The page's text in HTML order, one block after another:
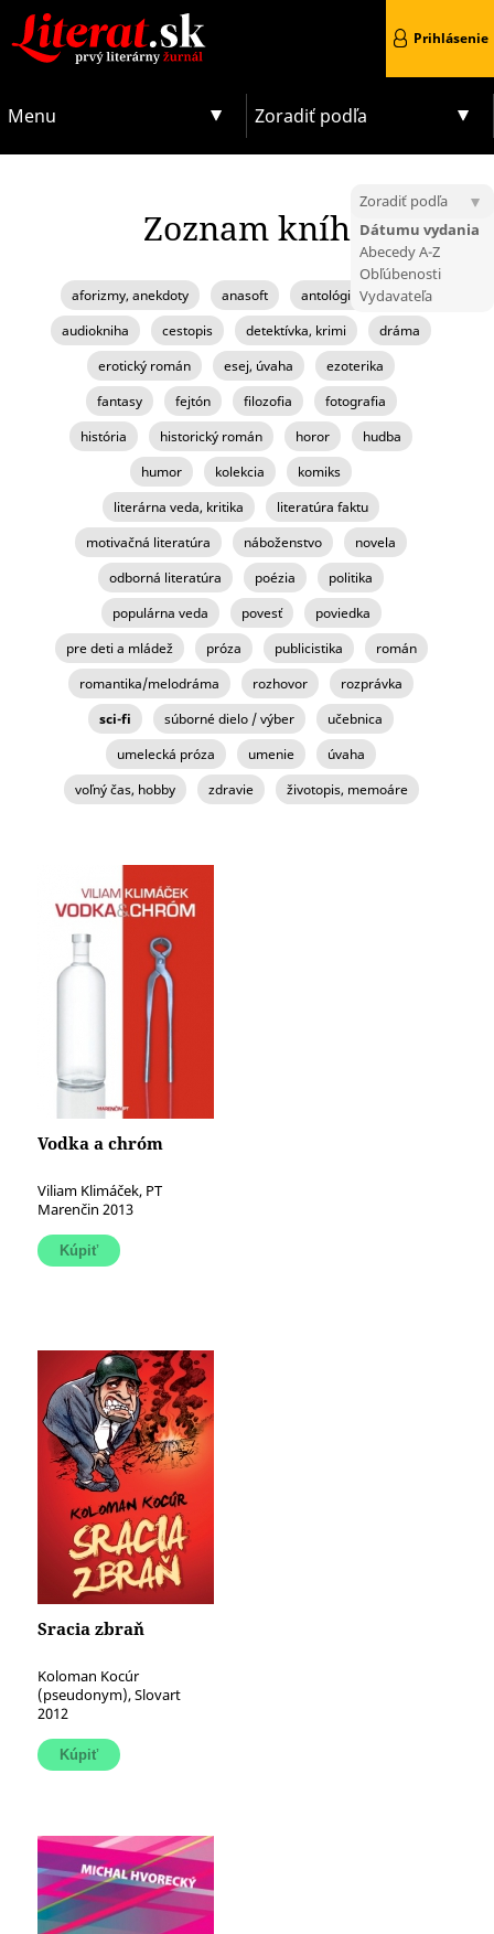
Menu Zoradiť podľa
Prihlásenie
Zoznam kníh
aforizmy, anekdoty anasoft
antológia, zborník
audiokniha
cestopis detektívka, krimi
dráma
erotický román
esej, úvaha
ezoterika
fantasy
fejtón filozofia
fotografia
história
historický román horor
hudba
humor
kolekcia
komiks
literárna veda, kritika
literatúra faktu
motivačná literatúra
náboženstvo
novela
odborná literatúra
poézia
politika
populárna veda
povesť
poviedka
pre deti a mládež
próza publicistika
román
romantika/melodráma
rozhovor
rozprávka
sci-fi
súborné dielo / výber
učebnica
umelecká próza
umenie
úvaha
voľný čas, hobby
zdravie životopis, memoáre
Zoradiť podľa
Dátumu vydania
Abecedy A-Z
Obľúbenosti
Vydavateľa
Vodka a chróm
Viliam Klimáček, PT
Marenčin 2013
Sracia zbraň
Koloman Kocúr
(pseudonym), Slovart
2012